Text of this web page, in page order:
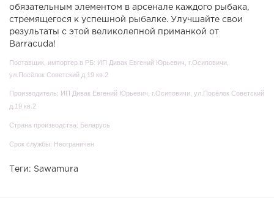
обязательным элементом в арсенале каждого рыбака,
стремящегося к успешной рыбалке. Улучшайте свои
результаты с этой великолепной приманкой от
Barracuda!
Поставщик, импортер в РБ: ИП Дивак Евгений Юрьевич, г.Осиповичи,
ул.Посёлок Советский д.19 кв.2
Производитель: ИП Дивак Евгений Юрьевич, г.Осиповичи, ул.Посёлок Советский
д.19 кв.2
Страна производства: Беларусь
Срок службы: Неограничен
Теги: Sawamura